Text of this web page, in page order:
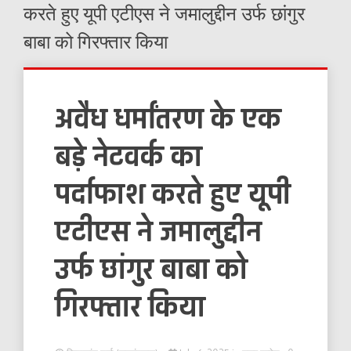
करते हुए यूपी एटीएस ने जमालुद्दीन उर्फ छांगुर
बाबा को गिरफ्तार किया
अवैध धर्मांतरण के एक
बड़े नेटवर्क का
पर्दाफाश करते हुए यूपी
एटीएस ने जमालुद्दीन
उर्फ छांगुर बाबा को
गिरफ्तार किया